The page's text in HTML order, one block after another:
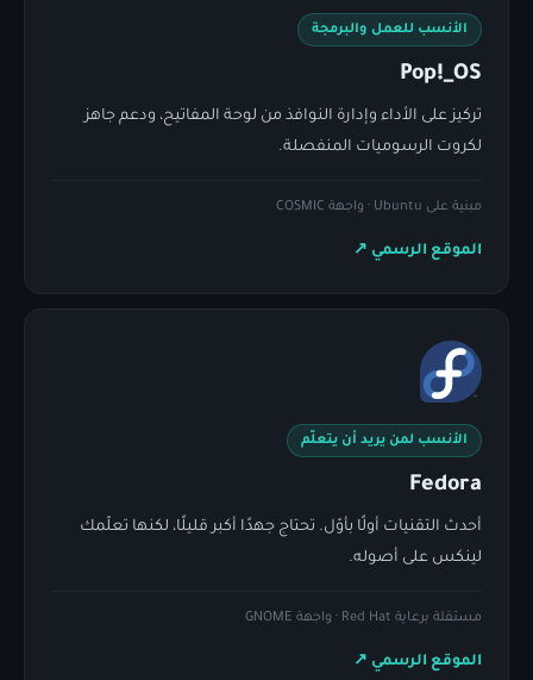
الأنسب للعمل والبرمجة
Pop!_OS
تركيز على الأداء وإدارة النوافذ من لوحة المفاتيح، ودعم جاهز
لكروت الرسوميات المنفصلة.
مبنية على Ubuntu · واجهة COSMIC
الموقع الرسمي ↗
الأنسب لمن يريد أن يتعلّم
Fedora
أحدث التقنيات أولًا بأوّل. تحتاج جهدًا أكبر قليلًا، لكنها تعلّمك
لينكس على أصوله.
مستقلة برعاية Red Hat · واجهة GNOME
الموقع الرسمي ↗